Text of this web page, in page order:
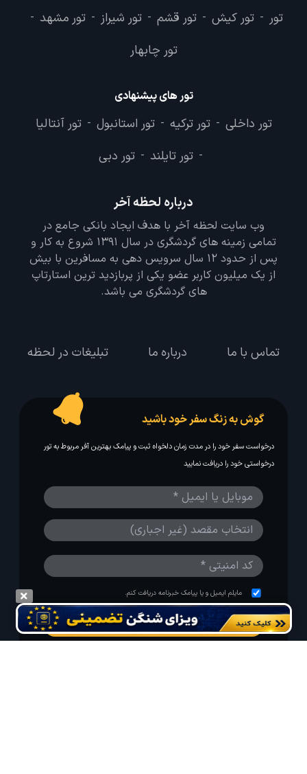
تور - تور کیش - تور قشم - تور شیراز - تور مشهد -
تور چابهار
تور های پیشنهادی
تور داخلی - تور ترکیه - تور استانبول - تور آنتالیا
- تور تایلند - تور دبی
درباره لحظه آخر
وب سایت لحظه آخر با هدف ایجاد بانکی جامع در
تمامی زمینه های گردشگری در سال 1391 شروع به کار و
پس از حدود 12 سال سرویس دهی به مسافرین با بیش
از یک میلیون کاربر عضو یکی از پربازدید ترین استارتاپ
های گردشگری می باشد.
تماس با ما درباره ما تبلیغات در لحظه
گوش به زنگ سفر خود باشید
درخواست سفر خود را در مدت زمان دلخواه ثبت و پیامک بهترین آفر مربوط به تور
درخواستی خود را دریافت نمایید
مایلم ایمیل و یا پیامک خبرنامه دریافت کنم.